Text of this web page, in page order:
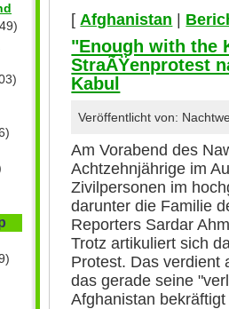
[Afghanistan
"Enough with the
StraÃŸenprotest
Kabul
Veröffentlicht von:
Am Vorabend des
Achtzehnjährige im
Zivilpersonen im
darunter die Familie
Reporters Sardar
Trotz artikuliert sich
Protest. Das verdient
das gerade seine
Afghanistan